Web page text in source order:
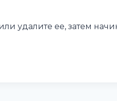
удалите ее, затем